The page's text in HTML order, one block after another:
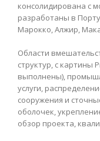
консолидирована с
разработаны в
Марокко, Алжир,
Области
структур, с картины
выполнены),
услуги,
сооружения и
оболочек,
обзор проекта,